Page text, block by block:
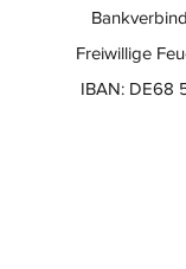
Freiwillige
IBAN: DE68